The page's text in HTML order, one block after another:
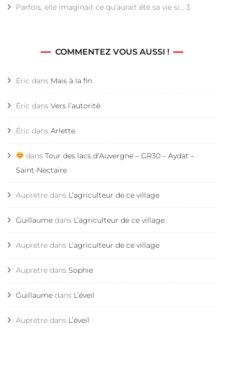
Parfois, elle imaginait ce qu’aurait été sa vie si… 3
COMMENTEZ VOUS AUSSI !
Éric dans Mais à la fin
Éric dans Vers l’autorité
Éric dans Arlette
dans Tour des lacs d’Auvergne – GR30 – Aydat –
Saint-Nectaire
Aupretre dans L’agriculteur de ce village
Guillaume dans L’agriculteur de ce village
Aupretre dans L’agriculteur de ce village
Aupretre dans Sophie
Guillaume dans L’éveil
Aupretre dans L’éveil